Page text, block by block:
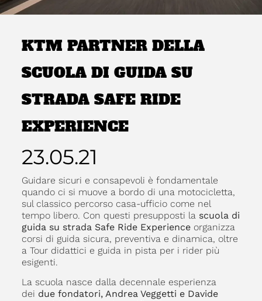
KTM PARTNER DELLA
SCUOLA DI GUIDA SU
STRADA SAFE RIDE
EXPERIENCE
23.05.21
Guidare sicuri e consapevoli è fondamentale
quando ci si muove a bordo di una motocicletta,
sul classico percorso casa-ufficio come nel
tempo libero. Con questi presupposti la scuola di
guida su strada Safe Ride Experience organizza
corsi di guida sicura, preventiva e dinamica, oltre
a Tour didattici e guida in pista per i rider più
esigenti.
La scuola nasce dalla decennale esperienza
dei due fondatori, Andrea Veggetti e Davide